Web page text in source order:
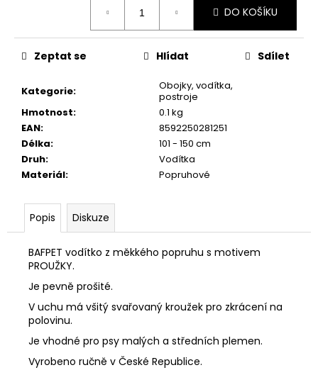
DO KOŠÍKU
Kategorie:
Obojky, vodítka,
postroje
Hmotnost:
0.1 kg
EAN:
8592250281251
Délka:
101 - 150 cm
Druh:
Vodítka
Materiál: Popruhové
Zeptat se Hlídat Sdílet
Popis Diskuze
BAFPET vodítko z měkkého popruhu s motivem
PROUŽKY.
Je pevně prošité.
V uchu má všitý svařovaný kroužek pro zkrácení na
polovinu.
Je vhodné pro psy malých a středních plemen.
Vyrobeno ručně v České Republice.
p
u
č
u
e
KAPSIČKA
RICH
TURKEY
SAUCE
85G
29
Kč